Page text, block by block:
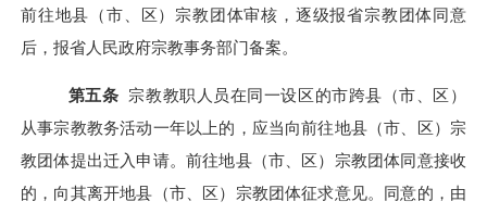
前往地县（市、区）宗教团体审核， 逐级报省宗教团体同意
后，报省人民政府宗教事务部门备案。
第五条 宗教教职人员在同一设区的市跨县（市、区）
从事宗教教务活动一年以上的，应当向前往地县（市、区）宗
教团体提出迁入申请。前往地县（市、区）宗教团体同意接收
的，向其离开地县（市、区）宗教团体征求意见。同意的，由